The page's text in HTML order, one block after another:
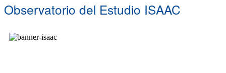
Observatorio del Estudio ISAAC